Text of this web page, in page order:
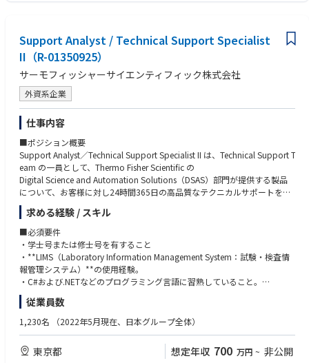
・論文執筆、学会発表、特許出願の実績
・Linux、Git、Docker、MLOps等の開発基盤知識
【求める人物像】
・明確な答えのない課題に対しても自ら仮説を立て、自走して研究を推進
できる方
・最新技術への強い探究心を持ち、それを事業・製品価値につなげて考え
られる方
・チームの一員として応用研究・開発チームと連携し、研究成果を製品開
発へ橋渡しできる方
・「それなら、こうすれば実現できる」と発想を形にできる方
Support Analyst / Technical Support Specialist
II（R-01350925）
サーモフィッシャーサイエンティフィック株式会社
外資系企業
仕事内容
■ポジション概要
Support Analyst／Technical Support Specialist II は、Technical Support T
eam の一員として、Thermo Fisher Scientific の
Digital Science and Automation Solutions（DSAS）部門が提供する製品
について、お客様に対し24時間365日の高品質なテクニカルサポートを
提供する役割を担います。
このポジションでは、サポート案件に対して目標対応時間内に迅速に対応
するとともに、ヘルプデスクサービスの継続的な改善活動へ
積極的に参加することで、高い品質基準を維持することが求められます。
また、週末勤務および、顧客サポートやトレーニングのために最大25％程
度の出張に対応できることが必要です。
■業務内容
・顧客からのインシデントやサービスリクエストを受付し、調査・切り分
け・解決までの対応をリードする
・インシデント管理／問題管理、根本原因分析（RCA）および再発防止に
向けた対応を実施する
求める経験 / スキル
■必須要件
・学士号または修士号を有すること
・**LIMS（Laboratory Information Management System：試験・検査情
報管理システム）**の使用経験。
・C#および.NETなどのプログラミング言語に習熟していること。
・高い顧客志向と優れた対人コミュニケーション能力を有すること。
・学習意欲が高く、技術面・専門性の両方について継続的に成長・自己研
鑽に取り組めること。
■歓迎要件
・臨床検査科学、生命科学、情報技術分野の方
従業員数
1,230名 （2022年5月現在、日本グループ全体）
東京都 想定年収 700 万円 ~ 非公開